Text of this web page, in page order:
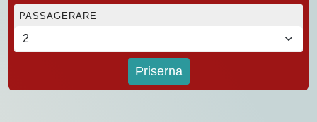
PASSAGERARE
Priserna